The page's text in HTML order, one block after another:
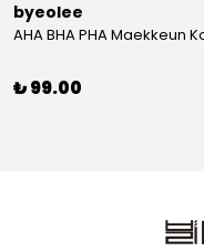
byeolee
₺ 99.00